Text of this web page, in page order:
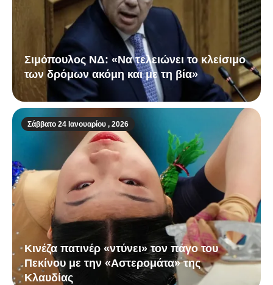
Σιμόπουλος ΝΔ: «Να τελειώνει το κλείσιμο
των δρόμων ακόμη και με τη βία»
Σάββατο 24 Ιανουαρίου , 2026
Κινέζα πατινέρ «ντύνει» τον πάγο του
Πεκίνου με την «Αστερομάτα» της
Κλαυδίας